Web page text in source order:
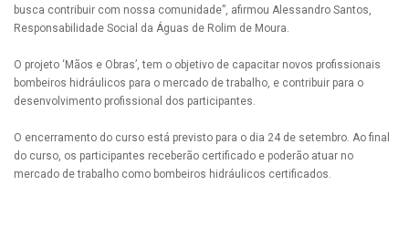
busca contribuir com nossa comunidade”, afirmou Alessandro Santos,
Responsabilidade Social da Águas de Rolim de Moura.
O projeto ‘Mãos e Obras’, tem o objetivo de capacitar novos profissionais
bombeiros hidráulicos para o mercado de trabalho, e contribuir para o
desenvolvimento profissional dos participantes.
O encerramento do curso está previsto para o dia 24 de setembro. Ao final
do curso, os participantes receberão certificado e poderão atuar no
mercado de trabalho como bombeiros hidráulicos certificados.